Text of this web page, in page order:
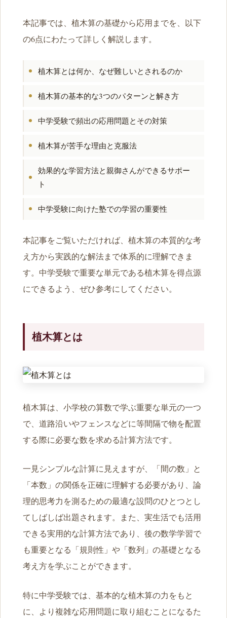
本記事では、植木算の基礎から応用までを、以下
の6点にわたって詳しく解説します。
植木算とは何か、なぜ難しいとされるのか
植木算の基本的な3つのパターンと解き方
中学受験で頻出の応用問題とその対策
植木算が苦手な理由と克服法
効果的な学習方法と親御さんができるサポー
ト
中学受験に向けた塾での学習の重要性
本記事をご覧いただければ、植木算の本質的な考
え方から実践的な解法まで体系的に理解できま
す。中学受験で重要な単元である植木算を得点源
にできるよう、ぜひ参考にしてください。
植木算とは
植木算は、小学校の算数で学ぶ重要な単元の一つ
で、道路沿いやフェンスなどに等間隔で物を配置
する際に必要な数を求める計算方法です。
一見シンプルな計算に見えますが、「間の数」と
「本数」の関係を正確に理解する必要があり、論
理的思考力を測るための最適な設問のひとつとし
てしばしば出題されます。また、実生活でも活用
できる実用的な計算方法であり、後の数学学習で
も重要となる「規則性」や「数列」の基礎となる
考え方を学ぶことができます。
特に中学受験では、基本的な植木算の力をもと
に、より複雑な応用問題に取り組むことになるた